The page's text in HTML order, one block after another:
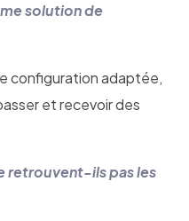
solution de
configuration adaptée,
et recevoir des
retrouvent-ils pas les